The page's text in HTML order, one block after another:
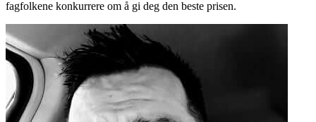
fagfolkene konkurrere om å gi deg den beste prisen.